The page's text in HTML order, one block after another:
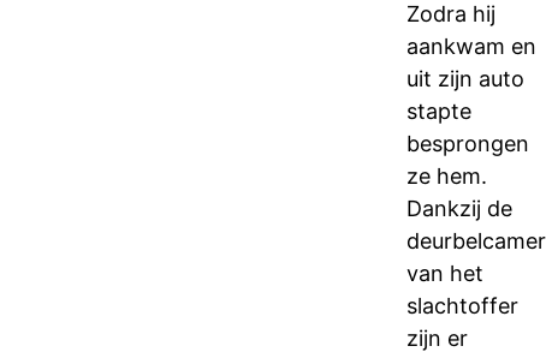
Zodra hij
aankwam en
uit zijn auto
stapte
besprongen
ze hem.
Dankzij de
van het
slachtoffer
zijn er